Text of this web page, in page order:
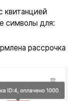
квитанцией
символы для:
рассрочка